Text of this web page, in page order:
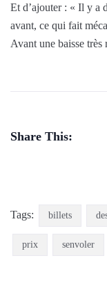
Et d’ajouter : « Il y a
avant, ce qui fait
Avant une baisse très
Share This:
Tags: billets
prix senvoler